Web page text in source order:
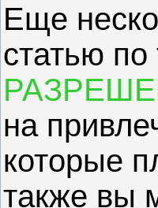
Еще
статью
на
которые
также вы